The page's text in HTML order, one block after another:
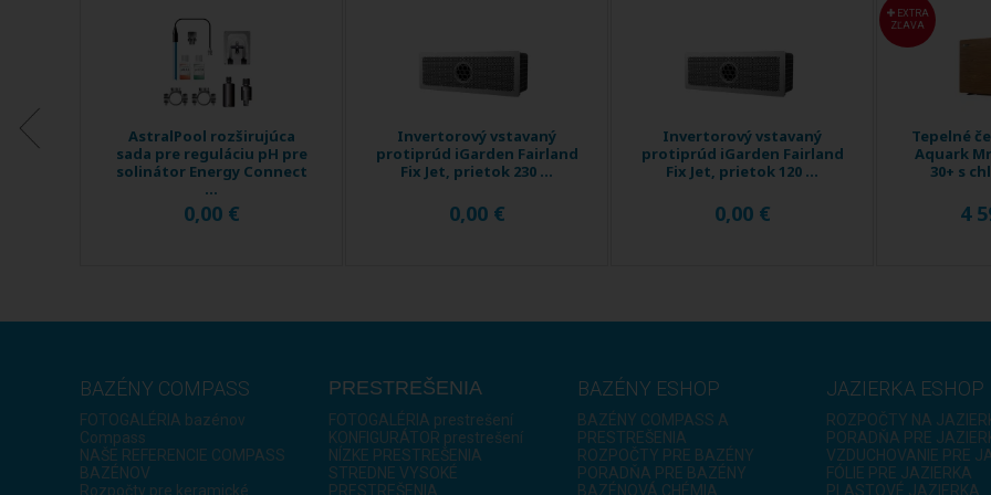
AstralPool rozširujúca
sada pre reguláciu pH pre
solinátor Energy Connect
...
0,00 €
Invertorový vstavaný
protiprúd iGarden Fairland
Fix Jet, prietok 230 ...
0,00 €
Invertorový vstavaný
protiprúd iGarden Fairland
Fix Jet, prietok 120 ...
0,00 €
EXTRA
ZĽAVA
Tepelné
Aquark
30+ s
4
BAZÉNY COMPASS
FOTOGALÉRIA bazénov
Compass
NAŠE REFERENCIE COMPASS
BAZÉNOV
Rozpočty pre keramické
PRESTREŠENIA
FOTOGALÉRIA prestrešení
KONFIGURÁTOR prestrešení
NÍZKE PRESTREŠENIA
STREDNE VYSOKÉ
PRESTREŠENIA
BAZÉNY ESHOP
BAZÉNY COMPASS A
PRESTREŠENIA
ROZPOČTY PRE BAZÉNY
PORADŇA PRE BAZÉNY
BAZÉNOVÁ CHÉMIA
JAZIERKA ESHOP
ROZPOČTY NA
PORADŇA PRE
VZDUCHOVANIE PRE
FÓLIE PRE JAZIERKA
PLASTOVÉ JAZIERKA